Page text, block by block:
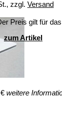
zzgl. Versand
Preis gilt für
zum Artikel
€ weitere